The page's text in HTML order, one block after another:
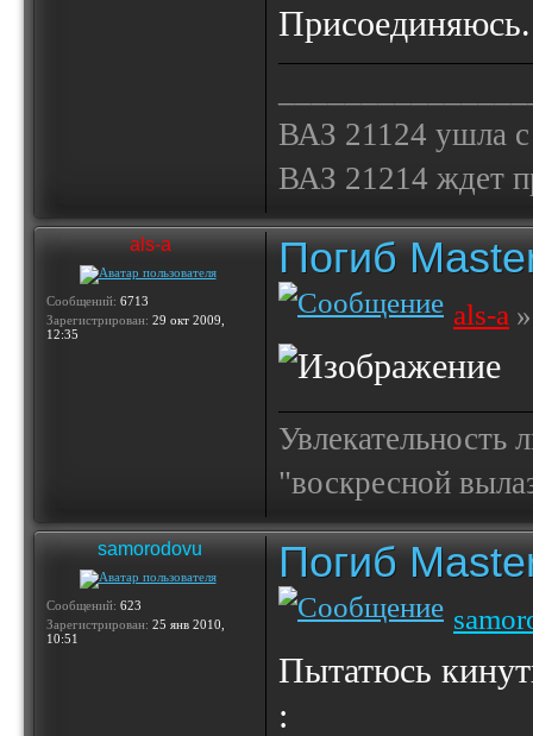
Присоединяюсь.
ВАЗ 21124 ушла
ВАЗ 21214 ждет
als-a
Сообщений: 6713
Зарегистрирован: 29 окт 2009,
12:35
Погиб
als-a
Увлекательность
"воскресной
samorodovu
Сообщений: 623
Зарегистрирован: 25 янв 2010,
10:51
Погиб
Пытатюсь
: